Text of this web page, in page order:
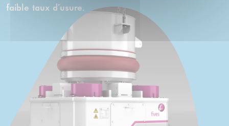
faible taux d’usure.